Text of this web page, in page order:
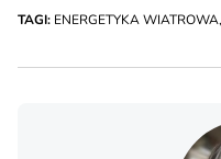
TAGI: ENERGETYKA WIATROWA,